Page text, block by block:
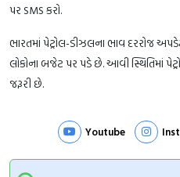
પર SMS કરો.
ભારતમાં પેટ્રોલ-ડીઝલના ભાવ દરરોજ
લોકોના બજેટ પર પડે છે. આવી સ્થિતિમાં
જરૂરી છે.
Youtube